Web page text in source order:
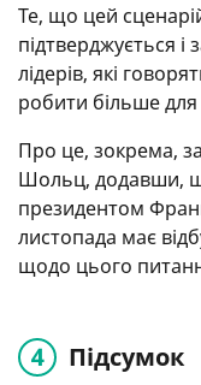
Те, що цей
підтверджується
лідерів, які
робити більше для
Про це, зокрема,
Шольц, додавши,
президентом
листопада має
щодо цього
Підсумок